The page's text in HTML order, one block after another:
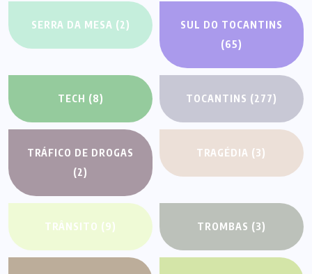
SERRA DA MESA (2)
SUL DO TOCANTINS
(65)
TECH (8) TOCANTINS (277)
TRÁFICO DE DROGAS
(2)
TRAGÉDIA (3)
TRÂNSITO (9) TROMBAS (3)